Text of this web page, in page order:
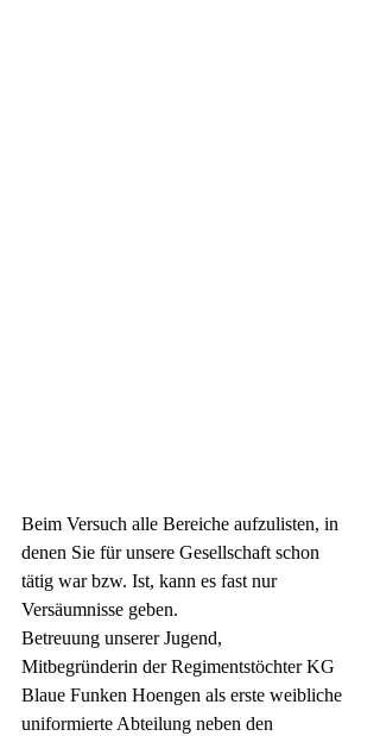
Beim Versuch alle Bereiche aufzulisten, in
denen Sie für unsere Gesellschaft schon
tätig war bzw. Ist, kann es fast nur
Versäumnisse geben.
Betreuung unserer Jugend,
Mitbegründerin der Regimentstöchter KG
Blaue Funken Hoengen als erste weibliche
uniformierte Abteilung neben den